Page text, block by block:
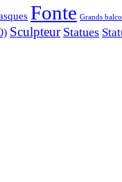
Fonte Grands
Sculpteur Statues